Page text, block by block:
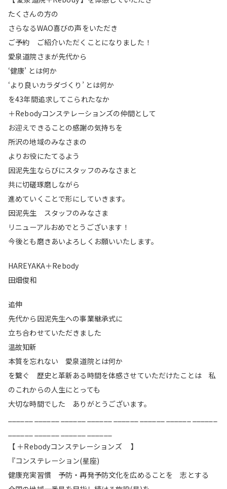
たくさんの方の
さらなるWAO喜びの声をいただき
ご予約 ご紹介いただくことになりました！
愛泉道院さまが先代から
‘健康’ とは何か
‘より良いカラダづくり’ とは何か
を43年間追求してこられたなか
＋Rebodyコンステレーションズの仲間として
お迎えできることの感謝の気持ちを
所沢の地域のみなさまの
よりお役にたてるよう
因泥先生ならびにスタッフのみなさまと
共に切磋琢磨しながら
進めていくことで形にしていきます。
因泥先生 スタッフのみなさま
リニューアルおめでとうございます！
今後とも磨きあいよろしくお願いいたします。
HAREYAKA＋Rebody
田畑俊和
追伸
先代から因泥先生への事業継承式に
立ち合わせていただきました
温故知新
本質を忘れない 愛泉道院とは何か
を繋ぐ 歴史と革新ある時間を体感させていただけたことは 私
のこれからの人生にとっても
大切な時間でした ありがとうございます。
【 ＋Rebodyコンステレーションズ 】
『コンステレーション(星座)
健康充実習慣 予防・再発予防文化を広めることを 志とする